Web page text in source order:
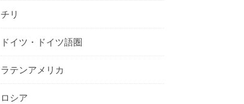
チリ
ドイツ・ドイツ語圏
ラテンアメリカ
ロシア